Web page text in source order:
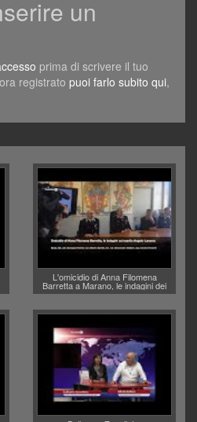
un
prima di scrivere il tuo
registrato puoi farlo subito qui,
L'omicidio di Anna Filomena
Barretta a Marano, le indagini dei
carabinieri di Vicenza sul marito
quelle di... Barbara D'Urso